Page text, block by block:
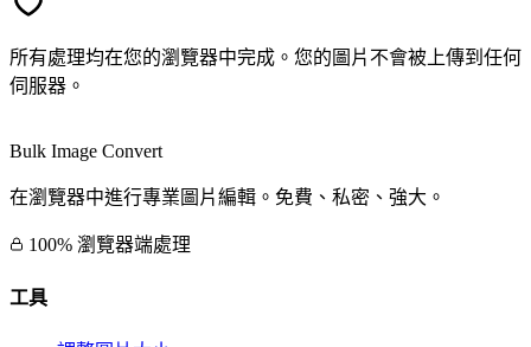
所有處理均在您的瀏覽器中完成。您的圖片不會被上傳到任何
伺服器。
Bulk Image Convert
在瀏覽器中進行專業圖片編輯。免費、私密、強大。
100% 瀏覽器端處理
工具